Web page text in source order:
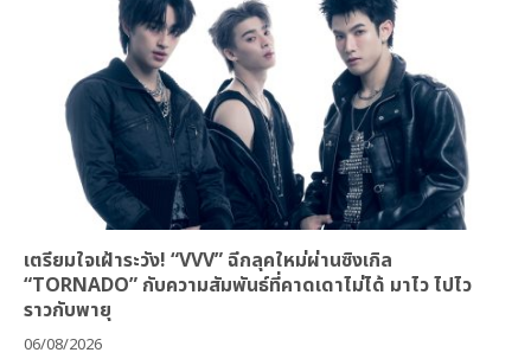
เตรียมใจเฝ้าระวัง! “VVV” ฉีกลุคใหม่ผ่านซิงเกิล
“TORNADO” กับความสัมพันธ์ที่คาดเดาไม่ได้ มาไว ไปไว
ราวกับพายุ
06/08/2026